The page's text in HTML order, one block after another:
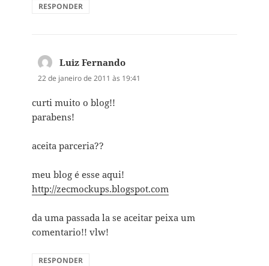
RESPONDER
Luiz Fernandodisse:
22 de janeiro de 2011 às 19:41
curti muito o blog!!
parabens!
aceita parceria??
meu blog é esse aqui!
http://zecmockups.blogspot.com
da uma passada la se aceitar peixa um
comentario!! vlw!
RESPONDER